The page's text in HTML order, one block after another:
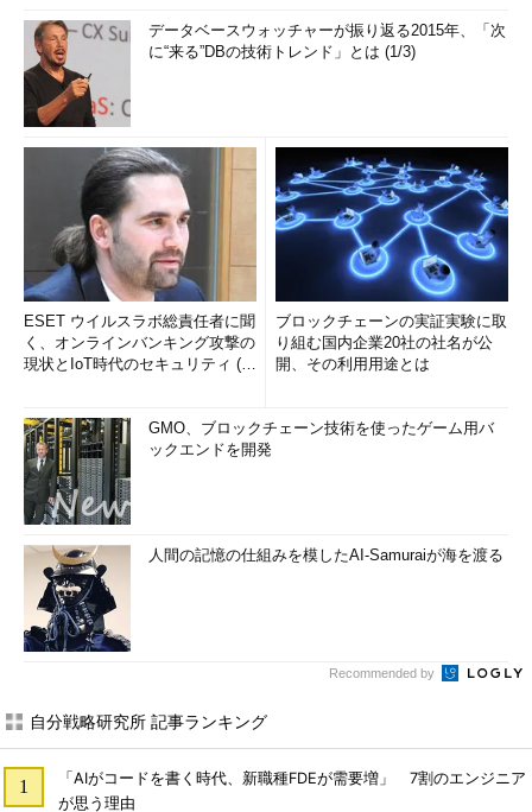
データベースウォッチャーが振り返る2015年、「次
に“来る”DBの技術トレンド」とは (1/3)
ESET ウイルスラボ総責任者に聞
く、オンラインバンキング攻撃の
現状とIoT時代のセキュリティ (1/
ブロックチェーンの実証実験に取
り組む国内企業20社の社名が公
開、その利用用途とは
GMO、ブロックチェーン技術を使ったゲーム用バ
ックエンドを開発
人間の記憶の仕組みを模したAI-Samuraiが海を渡る
Recommended by
自分戦略研究所 記事ランキング
「AIがコードを書く時代、新職種FDEが需要増」 7割のエンジニア
が思う理由